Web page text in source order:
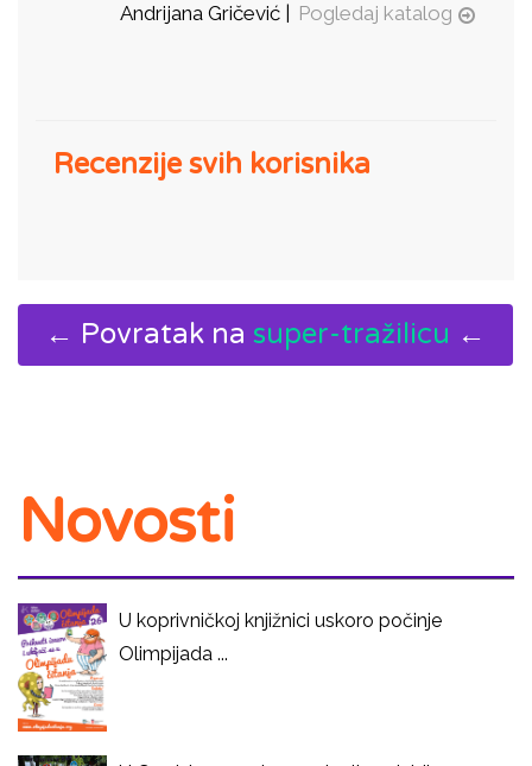
Andrijana Gričević | Pogledaj katalog
Recenzije svih korisnika
← Povratak na super-tražilicu ←
Novosti
U koprivničkoj knjižnici uskoro počinje
Olimpijada ...